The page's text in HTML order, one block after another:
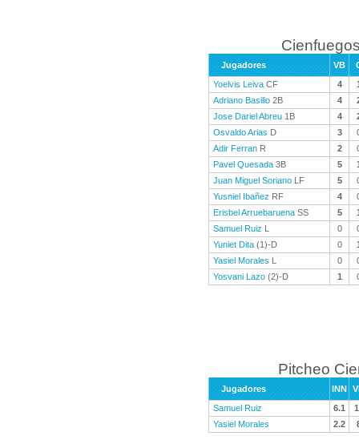
Jugadores VB
Yoelvis Leiva CF 4
Adriano Basilio 2B 4
Jose Dariel Abreu 1B 4
Osvaldo Arias D 3
Adir Ferran R 2
Pavel Quesada 3B 5
Juan Miguel Soriano LF 5
Yusniel Ibañez RF 4
Erisbel Arruebaruena SS 5
Samuel Ruiz L 0
Yuniet Dita (1)-D 0
Yasiel Morales L 0
Yosvani Lazo (2)-D 1
Pitcheo
Jugadores INN
Samuel Ruiz
6.1
Yasiel Morales
2.2